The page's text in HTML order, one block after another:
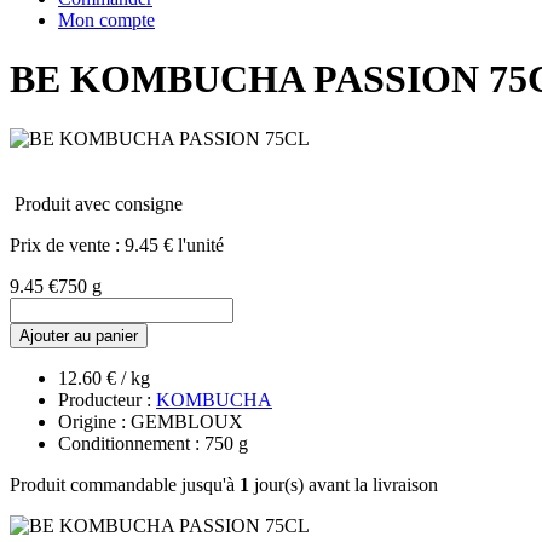
Mon compte
BE KOMBUCHA PASSION
Produit avec consigne
Prix de vente : 9.45 € l'unité
9.45 €750 g
Ajouter au panier
12.60 € / kg
Producteur : KOMBUCHA
Origine : GEMBLOUX
Conditionnement : 750 g
Produit commandable jusqu'à 1 jour(s) avant la livraison